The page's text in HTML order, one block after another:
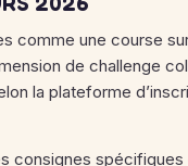
comme une course
de challenge
la plateforme
consignes